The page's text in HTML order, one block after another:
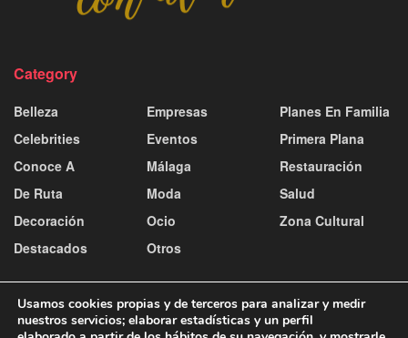
Category
Belleza
Celebrities
Conoce A
De Ruta
Decoración
Destacados
Empresas
Eventos
Málaga
Moda
Ocio
Otros
Planes En Familia
Primera Plana
Restauración
Salud
Zona Cultural
Usamos cookies propias y de terceros para analizar y medir
nuestros servicios; elaborar estadísticas y un perfil